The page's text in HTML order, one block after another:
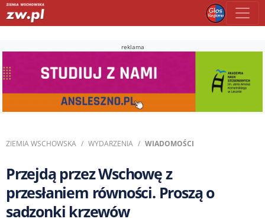
reklama
ZIEMIA WSCHOWSKA WYDARZENIA WIADOMOŚCI
Przejdą przez Wschowę z
przesłaniem równości. Proszą o
sadzonki krzewów